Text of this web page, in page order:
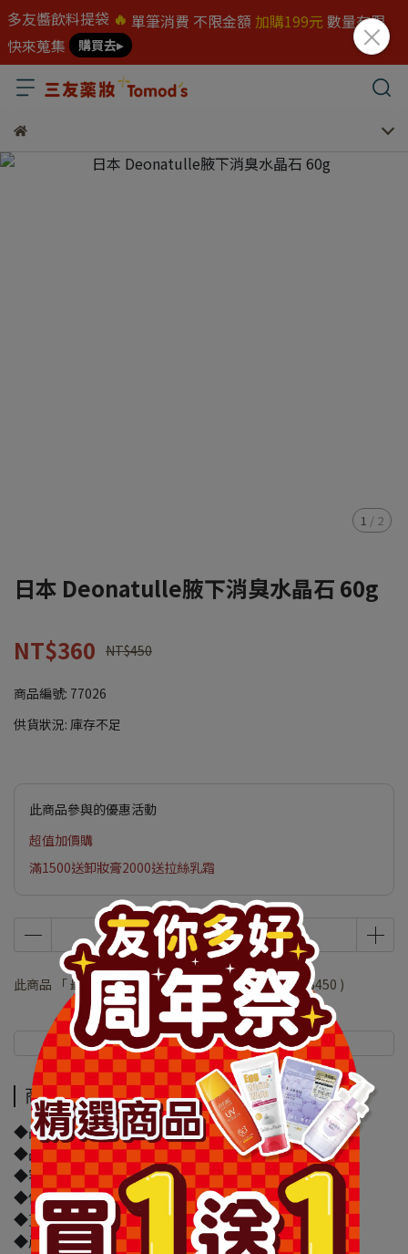
多友醬飲料提袋 🔥 單筆消費 不限金額 加購199元 數量有限
快來蒐集
購買去▸
1 / 2
日本 Deonatulle腋下消臭水晶石 60g
NT$360 NT$450
商品編號: 77026
供貨狀況: 庫存不足
此商品參與的優惠活動
超值加價購
滿1500送卸妝膏2000送拉絲乳霜
此商品 「 最高 」可以折抵紅利90000 點 (約等於 NT$450 )
商品介紹 規格說明
商品介紹
◆品牌名稱：日本 Deonatulle
◆品名：日本 Deonatulle腋下消臭水晶石 60g
◆容量/規格：60g
◆保存期限：1825天
◆貨源：公司貨
◆產地：泰國